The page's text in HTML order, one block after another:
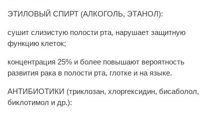
ЭТИЛОВЫЙ СПИРТ (АЛКОГОЛЬ, ЭТАНОЛ):
сушит слизистую полости рта, нарушает защитную
функцию клеток;
концентрация 25% и более повышают вероятность
развития рака в полости рта, глотке и на языке.
АНТИБИОТИКИ (триклозан, хлоргексидин, бисаболол,
биклотимол и др.):